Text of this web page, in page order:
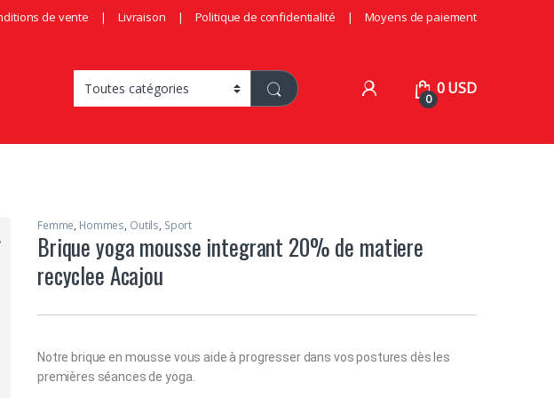
de vente Livraison Politique de confidentialité Moyens de paiement
0
0USD
Femme, Hommes, Outils, Sport
Brique yoga mousse integrant 20% de matiere
recyclee Acajou
Notre brique en mousse vous aide à progresser dans vos postures dès les
premières séances de yoga.